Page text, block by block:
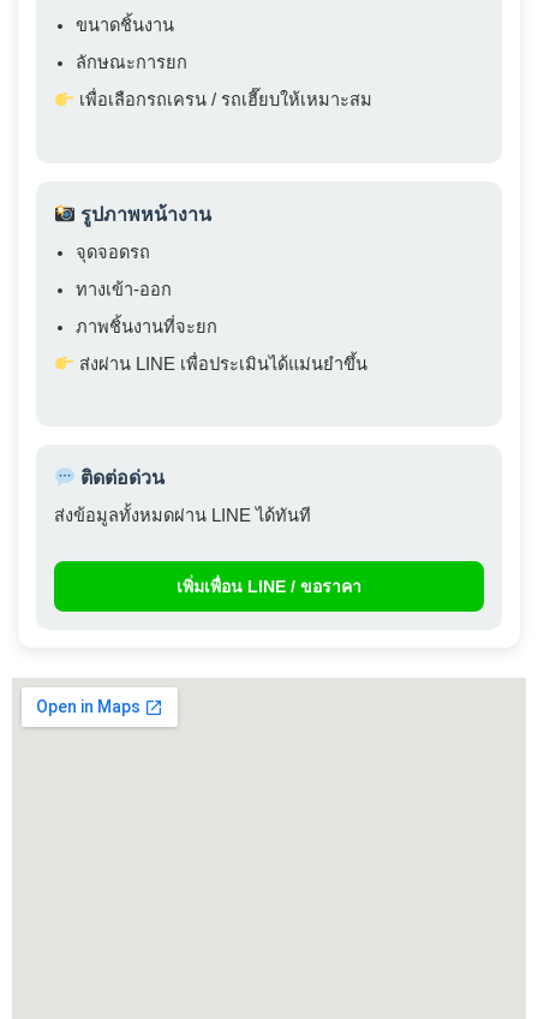
ขนาดชิ้นงาน
ลักษณะการยก
เพื่อเลือกรถเครน / รถเฮี๊ยบให้เหมาะสม
รูปภาพหน้างาน
จุดจอดรถ
ทางเข้า-ออก
ภาพชิ้นงานที่จะยก
ส่งผ่าน LINE เพื่อประเมินได้แม่นยำขึ้น
ติดต่อด่วน
ส่งข้อมูลทั้งหมดผ่าน LINE ได้ทันที
เพิ่มเพื่อน LINE / ขอราคา